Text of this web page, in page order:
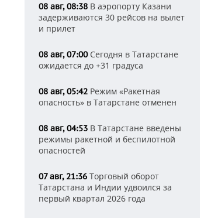
08 авг, 08:38 В аэропорту Казани
задерживаются 30 рейсов на вылет
и прилет
08 авг, 07:00Сегодня в Татарстане
ожидается до +31 градуса
08 авг, 05:42 Режим «Ракетная
опасность» в Татарстане отменен
08 авг, 04:53 В Татарстане введены
режимы ракетной и беспилотной
опасностей
07 авг, 21:36 Торговый оборот
Татарстана и Индии удвоился за
первый квартал 2026 года